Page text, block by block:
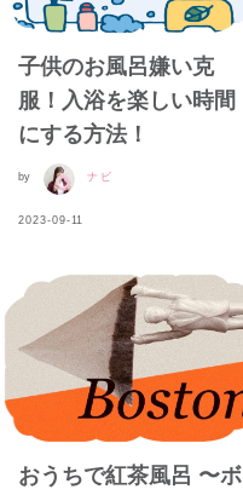
子供のお風呂嫌い克
服！入浴を楽しい時間
にする方法！
by ナビ
2023-09-11
おうちで紅茶風呂 〜ボ